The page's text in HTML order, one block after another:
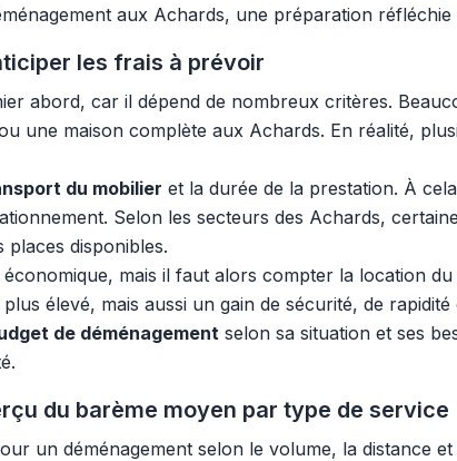
aux Achards, une préparation
les frais à prévoir
abord, car il dépend de nombreux critères.
une maison complète aux Achards. En réalité,
du mobilier et la durée de la prestation. À
Selon les secteurs des Achards,
disponibles.
mais il faut alors compter la location
élevé, mais aussi un gain de sécurité, de rapidité
de déménagement selon sa situation et ses
du barème moyen par type de service
un déménagement selon le volume, la distance